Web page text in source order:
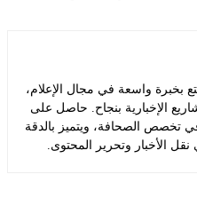
واسعة في مجال الإعلام،
الإخبارية بنجاح. حاصل على
تخصص الصحافة، ويتميز بالدقة
الأخبار وتحرير المحتوى.